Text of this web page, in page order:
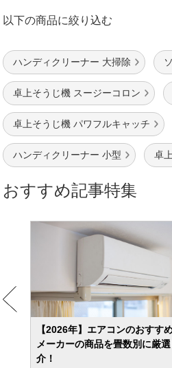
以下の商品に絞り込む
ハンディクリーナー 大掃除
卓上そうじ機 スージーコロン
卓上そうじ機 パワフルキャッチ
ハンディクリーナー 小型 卓
おすすめ記事特集
【2026年】エアコンのおすす
メーカーの商品を畳数別に厳
介！